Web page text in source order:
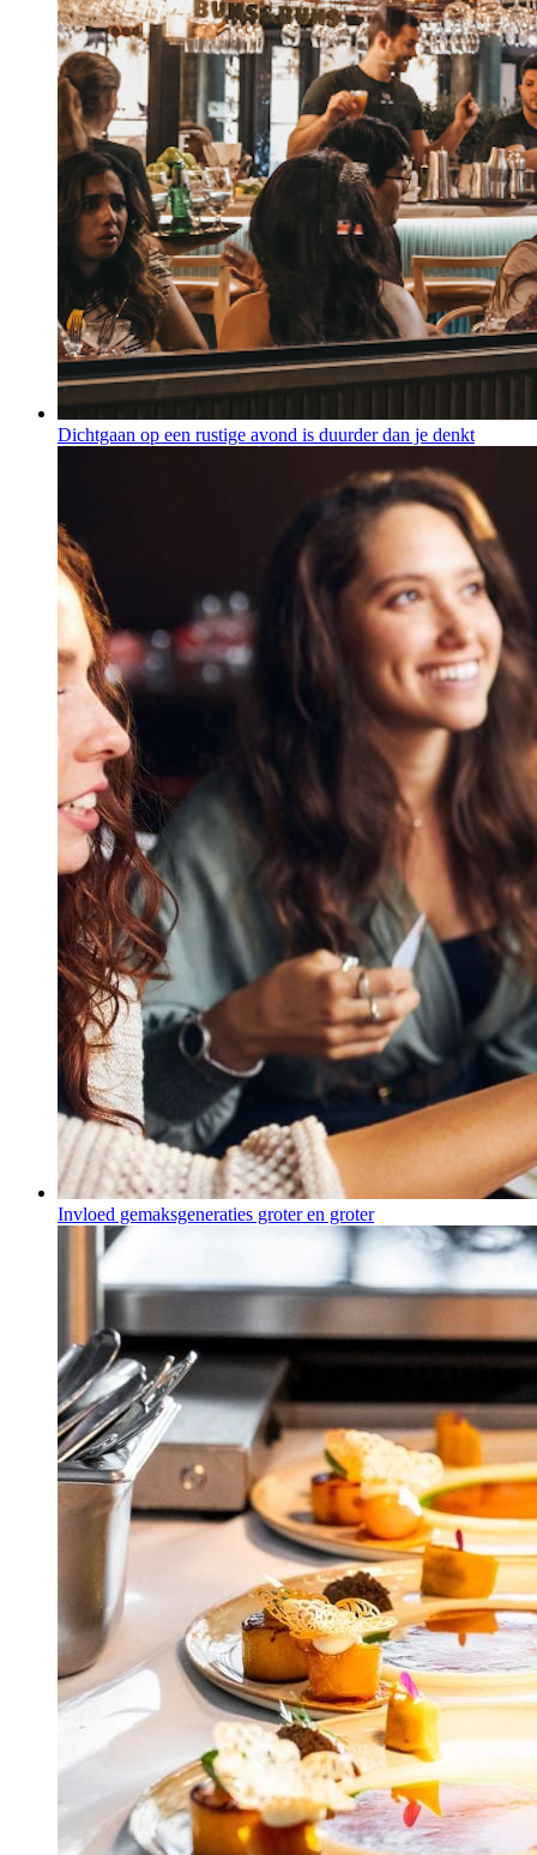
Dichtgaan op een rustige avond is duurder dan je denkt
Invloed gemaksgeneraties groter en groter